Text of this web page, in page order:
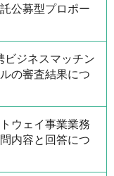
公募型プロポー
ビジネスマッチン
の審査結果につ
ウェイ事業業務
内容と回答につ